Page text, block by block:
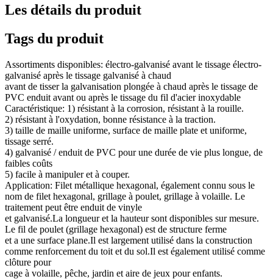
Les détails du produit
Tags du produit
Assortiments disponibles: électro-galvanisé avant le tissage électro-
galvanisé après le tissage galvanisé à chaud
avant de tisser la galvanisation plongée à chaud après le tissage de
PVC enduit avant ou après le tissage du fil d'acier inoxydable
Caractéristique: 1) résistant à la corrosion, résistant à la rouille.
2) résistant à l'oxydation, bonne résistance à la traction.
3) taille de maille uniforme, surface de maille plate et uniforme,
tissage serré.
4) galvanisé / enduit de PVC pour une durée de vie plus longue, de
faibles coûts
5) facile à manipuler et à couper.
Application: Filet métallique hexagonal, également connu sous le
nom de filet hexagonal, grillage à poulet, grillage à volaille. Le
traitement peut être enduit de vinyle
et galvanisé.La longueur et la hauteur sont disponibles sur mesure.
Le fil de poulet (grillage hexagonal) est de structure ferme
et a une surface plane.Il est largement utilisé dans la construction
comme renforcement du toit et du sol.Il est également utilisé comme
clôture pour
cage à volaille, pêche, jardin et aire de jeux pour enfants.